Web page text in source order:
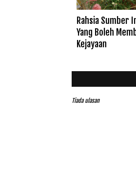
Rahsia Sumber
Yang Boleh
Kejayaan
Tiada ulasan